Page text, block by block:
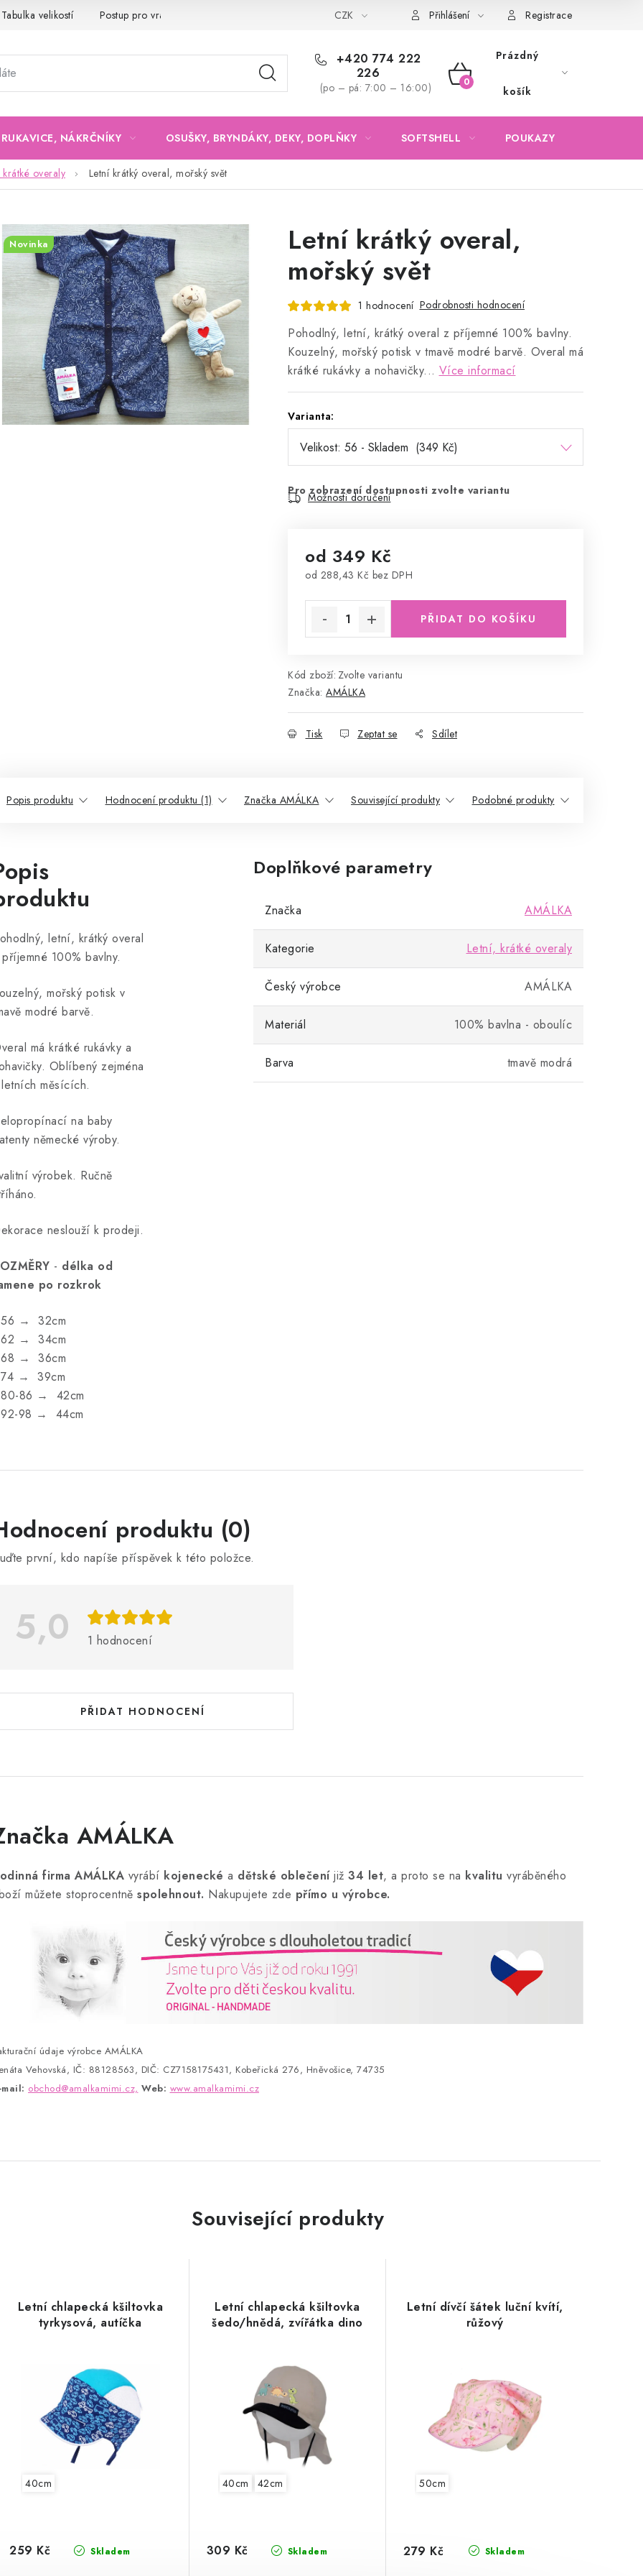
Tabulka velikostí Postup pro vrácení a výměnu Obchodní podmínky Podmínky ochrany osobních údajů
CZK Přihlášení Registrace
+420 774 222
226
(po – pá: 7:00 – 16:00)
NÁKUPNÍ
Prázdný
košík
NÁKRČNÍKY OSUŠKY, BRYNDÁKY, DEKY, DOPLŇKY SOFTSHELL POUKAZY
krátké overaly Letní krátký overal, mořský svět
Letní krátký overal,
mořský svět
1 hodnocení Podrobnosti hodnocení
Pohodlný, letní, krátký overal z příjemné 100% bavlny.
Kouzelný, mořský potisk v tmavě modré barvě. Overal má
krátké rukávky a nohavičky... Více informací
Varianta:
Pro zobrazení dostupnosti zvolte variantu
Možnosti doručení
od 349 Kč
od 288,43 Kč bez DPH
PŘIDAT DO KOŠÍKU
Kód zboží: Zvolte variantu
Značka: AMÁLKA
Tisk Zeptat se Sdílet
Novinka
Popis produktu Hodnocení produktu (1) Značka AMÁLKA Související produkty Podobné produkty
letní, krátký overal
100% bavlny.
mořský potisk v
modré barvě.
má krátké rukávky a
Oblíbený zejména
měsících.
na baby
německé výroby.
výrobek. Ručně
neslouží k prodeji.
- délka od
po rozkrok
→ 32cm
→ 34cm
→ 36cm
→ 39cm
86 → 42cm
98 → 44cm
Doplňkové parametry
Značka AMÁLKA
Kategorie Letní, krátké overaly
Český výrobce AMÁLKA
Materiál 100% bavlna - oboulíc
Barva tmavě modrá
produktu (0)
první, kdo napíše příspěvek k této položce.
5,0 1 hodnocení
PŘIDAT HODNOCENÍ
AMÁLKA
firma AMÁLKA vyrábí kojenecké a dětské oblečeníjiž 34 let, a proto se na kvalitu vyráběného
můžete stoprocentně spolehnout. Nakupujete zde přímo u výrobce.
údaje výrobce AMÁLKA
Vehovská, IČ: 88128563, DIČ: CZ7158175431, Kobeřická 276, Hněvošice, 74735
mail: obchod@amalkamimi.cz, Web: www.amalkamimi.cz
Související produkty
Letní chlapecká kšiltovka
tyrkysová, autíčka
40cm
Skladem
259 Kč
Letní chlapecká kšiltovka
šedo/hnědá, zvířátka dino
40cm 42cm
Skladem
309 Kč
Letní dívčí šátek luční kvítí,
růžový
50cm
Skladem
279 Kč